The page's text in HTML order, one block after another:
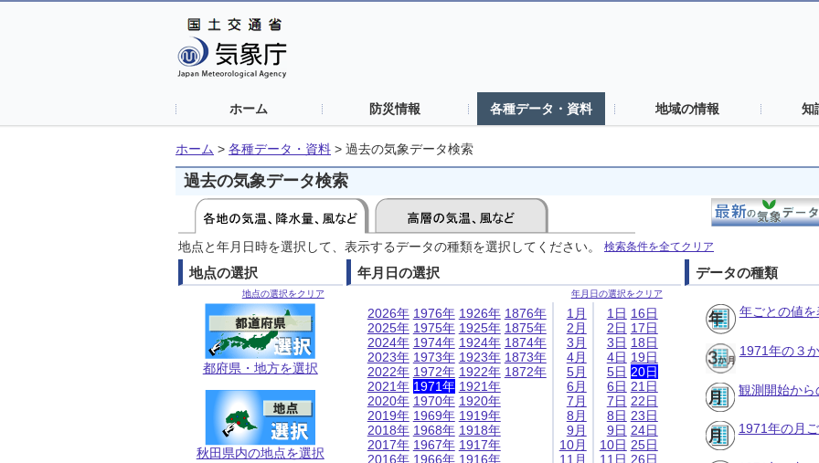
ホーム 防災情報 各種データ・資料 地域の情報 知
ホーム > 各種データ・資料 > 過去の気象データ検索
過去の気象データ検索
地点と年月日時を選択して、表示するデータの種類を選択してください。 検索条件を全てクリア
地点の選択
地点の選択をクリア
都府県・地方を選択
秋田県内の地点を選択
年月日の選択
年月日の選択をクリア
2026年
2025年
2024年
2023年
2022年
2021年
2020年
2019年
2018年
2017年
2016年
1976年
1975年
1974年
1973年
1972年
1971年
1970年
1969年
1968年
1967年
1966年
1926年
1925年
1924年
1923年
1922年
1921年
1920年
1919年
1918年
1917年
1916年
1876年
1875年
1874年
1873年
1872年
1月
2月
3月
4月
5月
6月
7月
8月
9月
10月
11月
1日
2日
3日
4日
5日
6日
7日
8日
9日
10日
11日
16日
17日
18日
19日
20日
21日
22日
23日
24日
25日
26日
データの種類
年ごとの値を
1971年の３
観測開始か
1971年の月